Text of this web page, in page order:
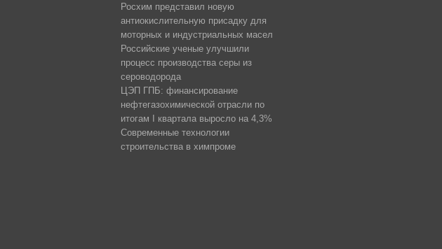
Росхим представил новую
антиокислительную присадку для
моторных и индустриальных масел
Российские ученые улучшили
процесс производства серы из
сероводорода
ЦЭП ГПБ: финансирование
нефтегазохимической отрасли по
итогам I квартала выросло на 4,3%
Современные технологии
строительства в химпроме